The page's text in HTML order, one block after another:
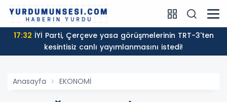
17:32
kesintisiz canlı yayımlanmasını istedi!
Anasayfa EKONOMİ